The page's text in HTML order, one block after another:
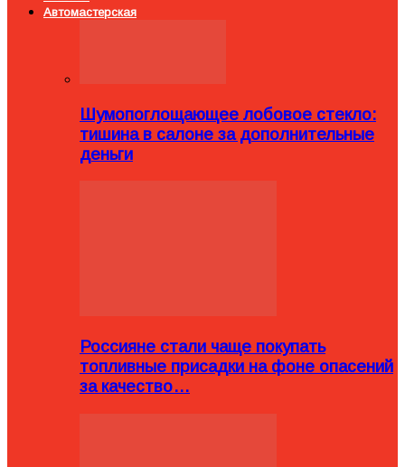
Автомастерская
Шумопоглощающее лобовое стекло:
тишина в салоне за дополнительные
деньги
Россияне стали чаще покупать
топливные присадки на фоне опасений
за качество…